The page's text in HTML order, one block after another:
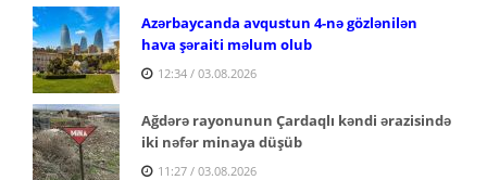
Azərbaycanda avqustun 4-nə gözlənilən
hava şəraiti məlum olub
12:34 / 03.08.2026
Ağdərə rayonunun Çardaqlı kəndi ərazisində
iki nəfər minaya düşüb
11:27 / 03.08.2026